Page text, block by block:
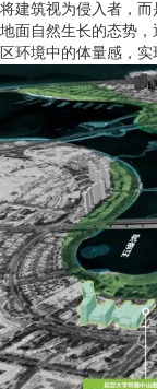
将建筑视为侵入者，
地面自然生长的态势
区环境中的体量感，实